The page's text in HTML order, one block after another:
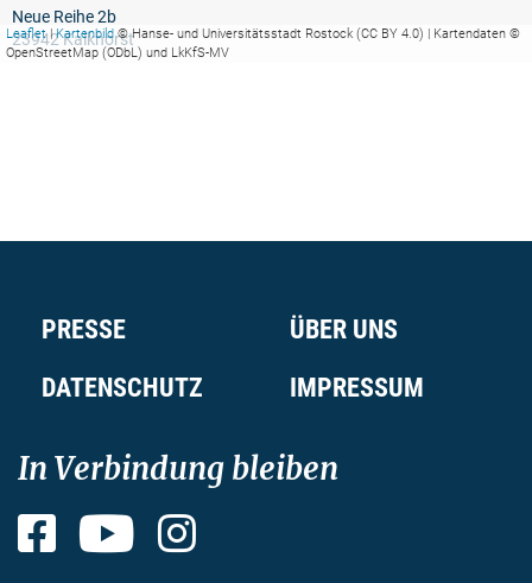
Leaflet|Kartenbild© Hanse- und Universitätsstadt Rostock (CC BY 4.0) | Kartendaten ©
OpenStreetMap (ODbL) und LkKfS-MV
Neue Reihe 2b
23942 Kalkhorst
PRESSE
ÜBER UNS
DATENSCHUTZ
IMPRESSUM
In Verbindung bleiben
Facebook YouTube